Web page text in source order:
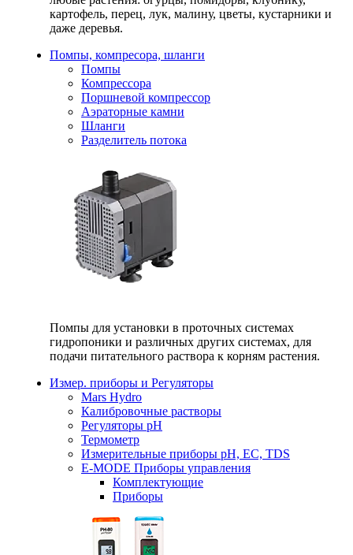
картофель, перец, лук, малину, цветы, кустарники и
даже деревья.
Помпы, компресора, шланги
Помпы
Компрессора
Поршневой компрессор
Аэраторные камни
Шланги
Разделитель потока
Помпы для установки в проточных системах
гидропоники и различных других системах, для
подачи питательного раствора к корням растения.
Измер. приборы и Регуляторы
Mars Hydro
Калибровочные растворы
Регуляторы рН
Термометр
Измерительные приборы pH, EC, TDS
E-MODE Приборы управления
Комплектующие
Приборы